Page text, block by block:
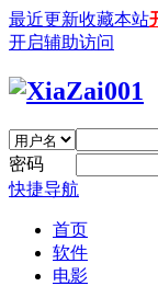
最近更新收藏本站
开启辅助访问
密码
快捷导航
首页
软件
电影